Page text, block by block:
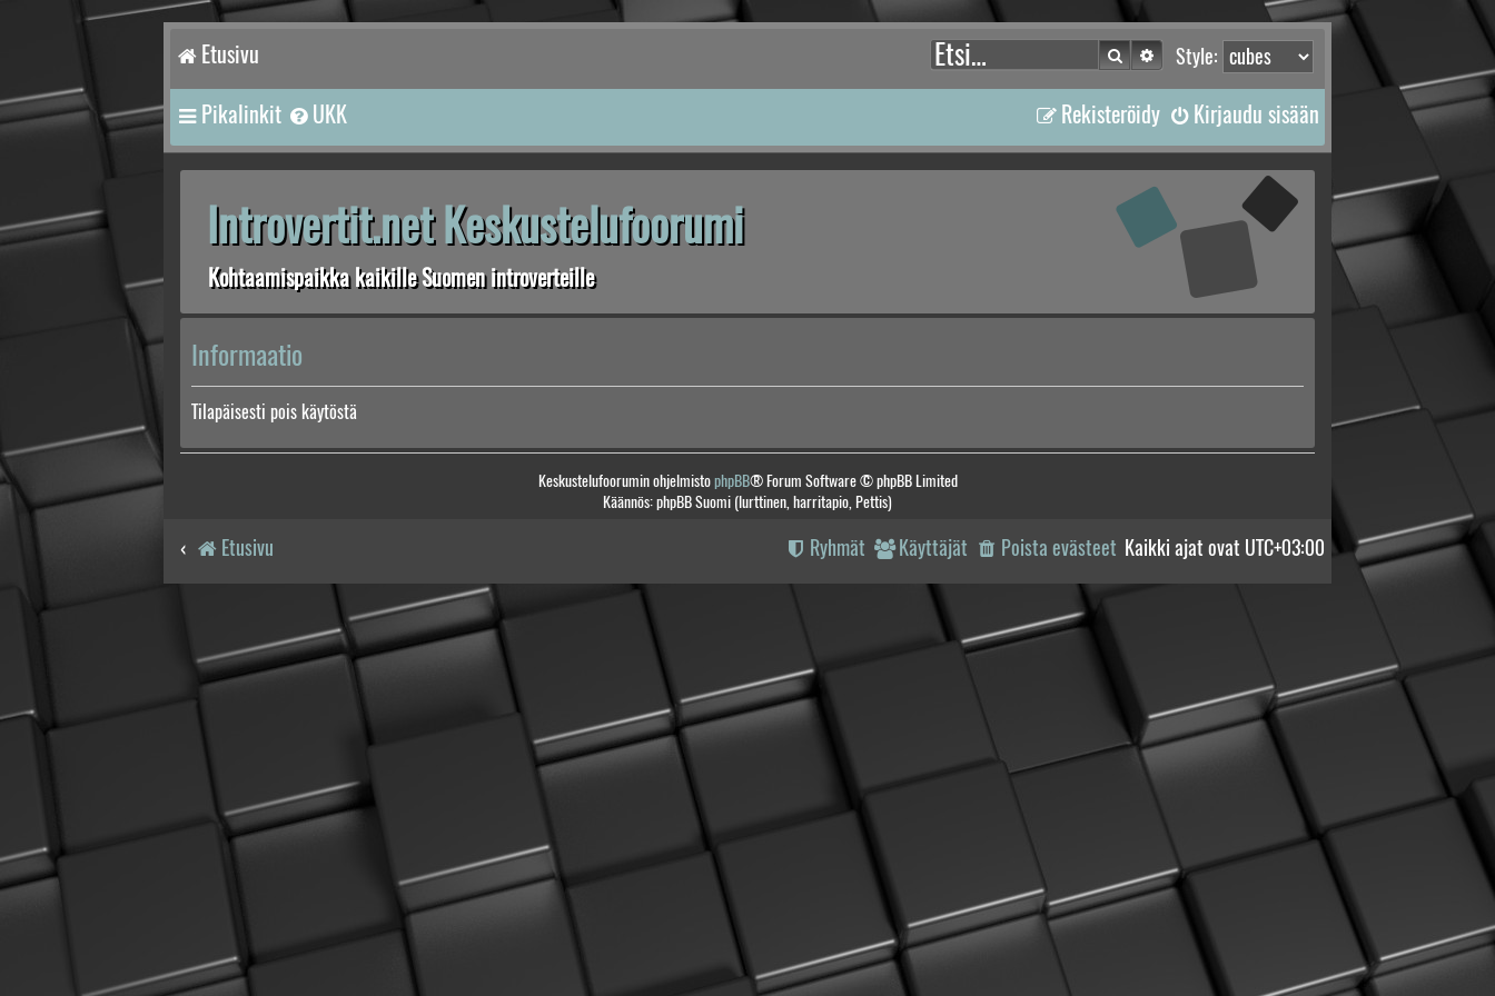
Etusivu Style:
Etsi Tarkennettu haku
Pikalinkit UKK Kirjaudu sisään
Rekisteröidy
Introvertit.net Keskustelufoorumi
Kohtaamispaikka kaikille Suomen introverteille
Informaatio
Tilapäisesti pois käytöstä
Keskustelufoorumin ohjelmistophpBB® Forum Software © phpBB Limited
Käännös: phpBB Suomi (lurttinen, harritapio, Pettis)
Etusivu Kaikki ajat ovat UTC+03:00
Poista evästeet
Käyttäjät
Ryhmät